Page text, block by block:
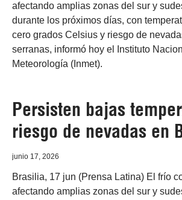
afectando amplias zonas del sur y
durante los próximos días, con
cero grados Celsius y riesgo de
serranas, informó hoy el Instituto
Meteorología (Inmet).
Persisten bajas
riesgo de nevadas en
junio 17, 2026
Brasilia, 17 jun (Prensa Latina) El frío
afectando amplias zonas del sur y